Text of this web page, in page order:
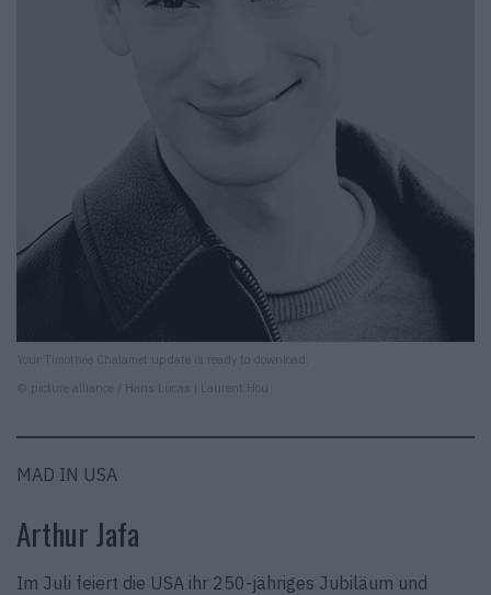
Your Timothée Chalamet update is ready to download.
© picture alliance / Hans Lucas | Laurent Hou
MAD IN USA
Arthur Jafa
Im Juli feiert die USA ihr 250-jähriges Jubiläum und